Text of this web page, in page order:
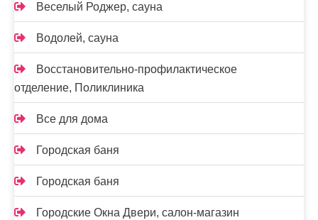
Веселый Роджер, сауна
Водолей, сауна
Восстановительно-профилактическое
отделение, Поликлиника
Все для дома
Городская баня
Городская баня
Городские Окна Двери, салон-магазин